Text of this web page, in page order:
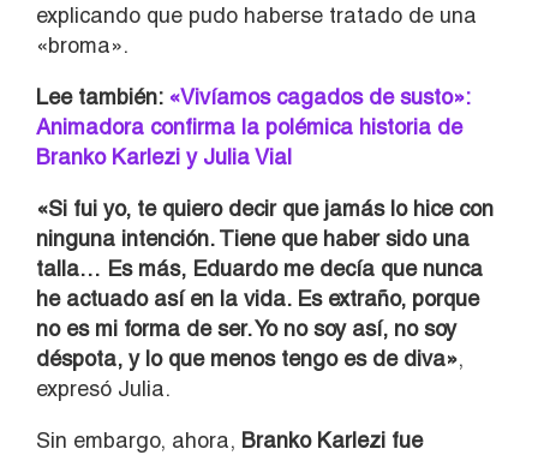
explicando que pudo haberse tratado de una
«broma».
Lee también: «Vivíamos cagados de susto»:
Animadora confirma la polémica historia de
Branko Karlezi y Julia Vial
«Si fui yo, te quiero decir que jamás lo hice con
ninguna intención. Tiene que haber sido una
talla… Es más, Eduardo me decía que nunca
he actuado así en la vida. Es extraño, porque
no es mi forma de ser. Yo no soy así, no soy
déspota, y lo que menos tengo es de diva»,
expresó Julia.
Sin embargo, ahora, Branko Karlezi fue